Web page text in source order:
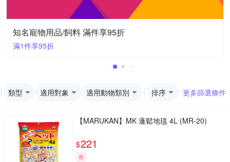
知名寵物用品/飼料 滿件享95折
滿1件享95折
類型 適用對象 適用動物類別 排序 更多篩選條件
【MARUKAN】MK 蓬鬆地毯 4L (MR-20)
$221
券